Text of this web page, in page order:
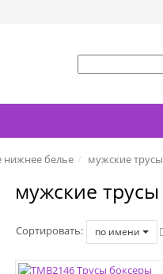
нижнее белье мужские трусы
мужские трусы
Сортировать по имени